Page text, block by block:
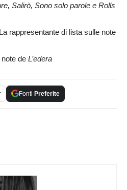
Salirò, Sono solo parole e Rolls
rappresentante di lista sulle note
de L’edera
Fonti Preferite